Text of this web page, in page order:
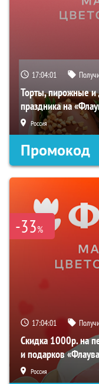
17:04:00
Торты, пирожные и
праздника на
Россия
Промокод
-33%
17:04:00
Скидка 1000р. на
и подарков
Россия